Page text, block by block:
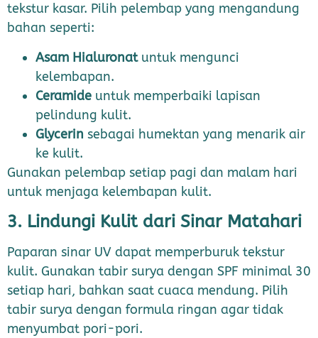
tekstur kasar. Pilih pelembap yang mengandung
bahan seperti:
Asam Hialuronatuntuk mengunci
kelembapan.
Ceramide untuk memperbaiki lapisan
pelindung kulit.
Glycerin sebagai humektan yang menarik air
ke kulit.
Gunakan pelembap setiap pagi dan malam hari
untuk menjaga kelembapan kulit.
3. Lindungi Kulit dari Sinar Matahari
Paparan sinar UV dapat memperburuk tekstur
kulit. Gunakan tabir surya dengan SPF minimal 30
setiap hari, bahkan saat cuaca mendung. Pilih
tabir surya dengan formula ringan agar tidak
menyumbat pori-pori.